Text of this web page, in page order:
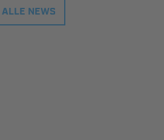
ALLE NEWS